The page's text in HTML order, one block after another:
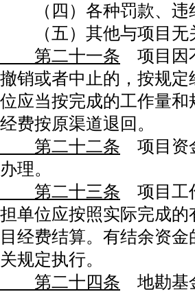
（四）各种罚款、违
（五）其他与项目无
第二十一条 项目因
撤销或者中止的，按规
位应当按完成的工作量
经费按原渠道退回。
第二十二条 项目资
办理。
第二十三条 项目工
担单位应按照实际完成
目经费结算。有结余资
关规定执行。
第二十四条 地勘基